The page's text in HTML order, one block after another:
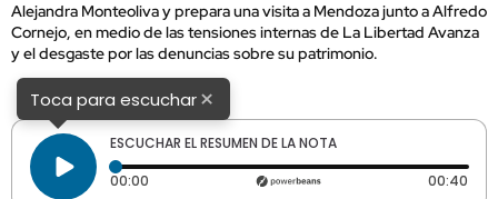
Alejandra Monteoliva y prepara una visita a Mendoza junto a Alfredo
Cornejo, en medio de las tensiones internas de La Libertad Avanza
y el desgaste por las denuncias sobre su patrimonio.
Toca para escuchar×
ESCUCHAR EL RESUMEN DE LA NOTA
00:00 Tiempo transcurrido: 0 segundos 00:40